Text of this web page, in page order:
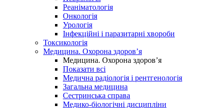
Реаніматологія
Онкологія
Урологія
Інфекційні і паразитарні хвороби
Токсикологія
Медицина. Охорона здоров’я
Медицина. Охорона здоров’я
Показати всі
Медична радіологія і рентгенологія
Загальна медицина
Сестринська справа
Медико-біологічні дисципліни